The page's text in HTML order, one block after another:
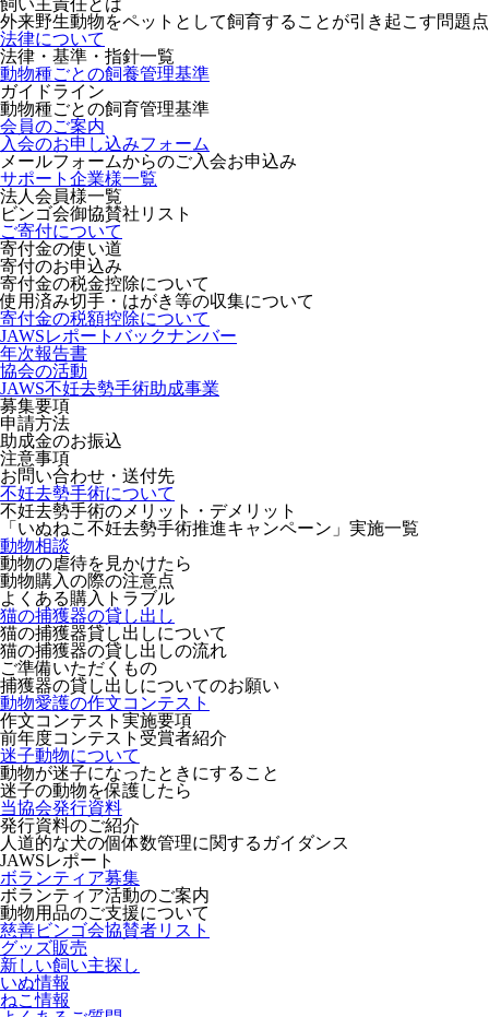
飼い主責任とは
外来野生動物をペットとして飼育することが引き起こす問題点
法律について
法律・基準・指針一覧
動物種ごとの飼養管理基準
ガイドライン
動物種ごとの飼育管理基準
会員のご案内
入会のお申し込みフォーム
メールフォームからのご入会お申込み
サポート企業様一覧
法人会員様一覧
ビンゴ会御協賛社リスト
ご寄付について
寄付金の使い道
寄付のお申込み
寄付金の税金控除について
使用済み切手・はがき等の収集について
寄付金の税額控除について
JAWSレポートバックナンバー
年次報告書
協会の活動
JAWS不妊去勢手術助成事業
募集要項
申請方法
助成金のお振込
注意事項
お問い合わせ・送付先
不妊去勢手術について
不妊去勢手術のメリット・デメリット
「いぬねこ不妊去勢手術推進キャンペーン」実施一覧
動物相談
動物の虐待を見かけたら
動物購入の際の注意点
よくある購入トラブル
猫の捕獲器の貸し出し
猫の捕獲器貸し出しについて
猫の捕獲器の貸し出しの流れ
ご準備いただくもの
捕獲器の貸し出しについてのお願い
動物愛護の作文コンテスト
作文コンテスト実施要項
前年度コンテスト受賞者紹介
迷子動物について
動物が迷子になったときにすること
迷子の動物を保護したら
当協会発行資料
発行資料のご紹介
人道的な犬の個体数管理に関するガイダンス
JAWSレポート
ボランティア募集
ボランティア活動のご案内
動物用品のご支援について
慈善ビンゴ会協賛者リスト
グッズ販売
新しい飼い主探し
いぬ情報
ねこ情報